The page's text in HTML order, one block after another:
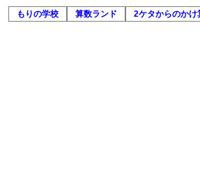
もりの学校 算数ランド 2ケタからのかけ